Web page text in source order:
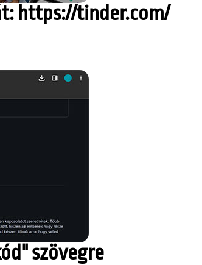
https://tinder.com/
szövegre